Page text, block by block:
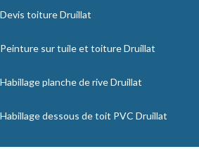
Devis toiture Druillat
Peinture sur tuile et toiture Druillat
Habillage planche de rive Druillat
Habillage dessous de toit PVC Druillat